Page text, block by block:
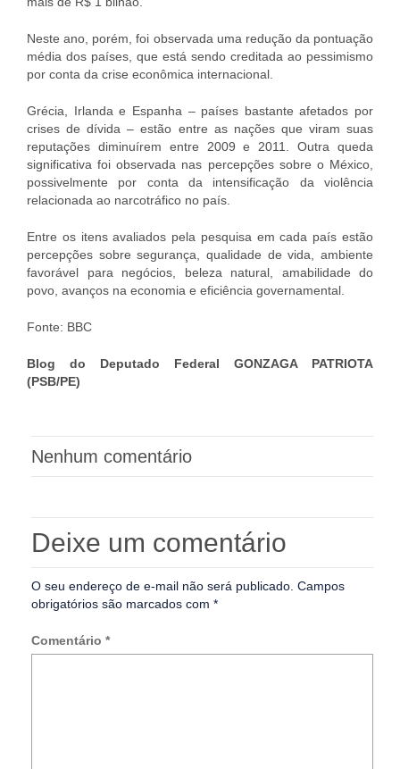
Neste ano, porém, foi observada uma redução da pontuação
média dos países, que está sendo creditada ao pessimismo
por conta da crise econômica internacional.
Grécia, Irlanda e Espanha – países bastante afetados por
crises de dívida – estão entre as nações que viram suas
reputações diminuírem entre 2009 e 2011. Outra queda
significativa foi observada nas percepções sobre o México,
possivelmente por conta da intensificação da violência
relacionada ao narcotráfico no país.
Entre os itens avaliados pela pesquisa em cada país estão
percepções sobre segurança, qualidade de vida, ambiente
favorável para negócios, beleza natural, amabilidade do
povo, avanços na economia e eficiência governamental.
Fonte: BBC
Blog do Deputado Federal GONZAGA PATRIOTA
(PSB/PE)
Nenhum comentário
Deixe um comentário
O seu endereço de e-mail não será publicado. Campos
obrigatórios são marcados com *
Comentário *